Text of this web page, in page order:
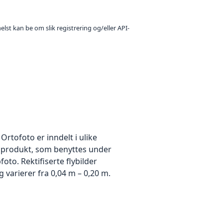
kan be om slik registrering og/eller API-
er inndelt i ulike
som benyttes under
Rektifiserte flybilder
fra 0,04 m – 0,20 m.